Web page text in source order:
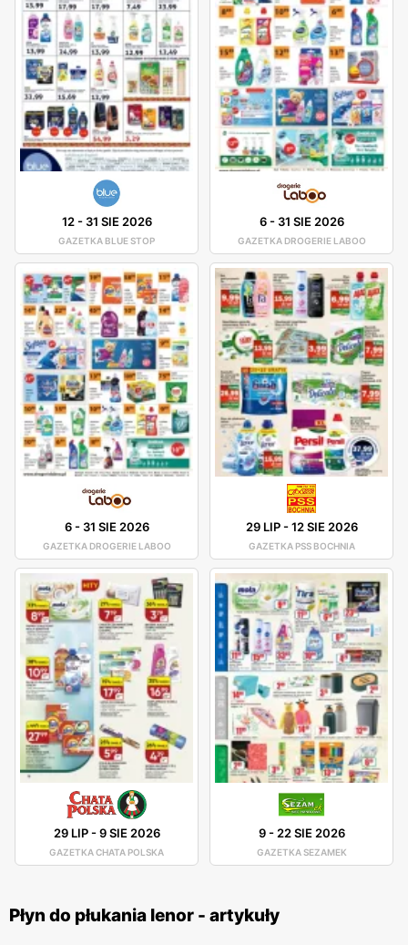
12- 31 SIE 2026
GAZETKA BLUE STOP
6- 31 SIE 2026
GAZETKA DROGERIE LABOO
6- 31 SIE 2026
GAZETKA DROGERIE LABOO
29 LIP-12 SIE 2026
GAZETKA PSS BOCHNIA
29 LIP-9 SIE 2026
GAZETKA CHATA POLSKA
9- 22 SIE 2026
GAZETKA SEZAMEK
Płyn do płukania lenor - artykuły